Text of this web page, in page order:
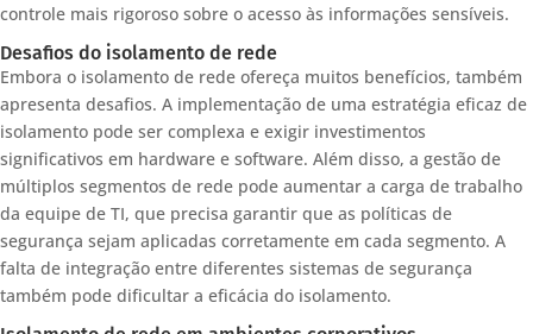
controle mais rigoroso sobre o acesso às informações sensíveis.
Desafios do isolamento de rede
Embora o isolamento de rede ofereça muitos benefícios, também
apresenta desafios. A implementação de uma estratégia eficaz de
isolamento pode ser complexa e exigir investimentos
significativos em hardware e software. Além disso, a gestão de
múltiplos segmentos de rede pode aumentar a carga de trabalho
da equipe de TI, que precisa garantir que as políticas de
segurança sejam aplicadas corretamente em cada segmento. A
falta de integração entre diferentes sistemas de segurança
também pode dificultar a eficácia do isolamento.